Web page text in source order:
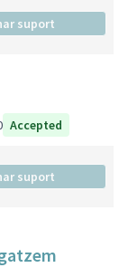
suport
Accepted
suport